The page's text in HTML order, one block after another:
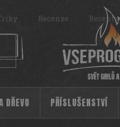
Recenze Recepty
DŘEVO PŘÍSLUŠENSTVÍ